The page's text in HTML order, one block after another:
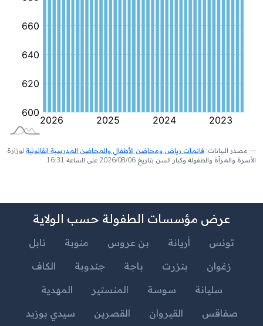
مصدر البيانات: قائمات رياض ومحاضن الأطفال والمحاضن المدرسية القانونية لوزارة
الأسرة والمرأة والطفولة وكبار السن بتاريخ 2026/08/06 على الساعة 16:31
عرض مؤسسات الطفولة حسب الولاية
تونس أريانة بن عروس منوبة
نابل
زغوان
بنزرت باجة جندوبة
الكاف
سليانة
سوسة المنستير
المهدية
صفاقس
القيروان القصرين
سيدي بوزيد